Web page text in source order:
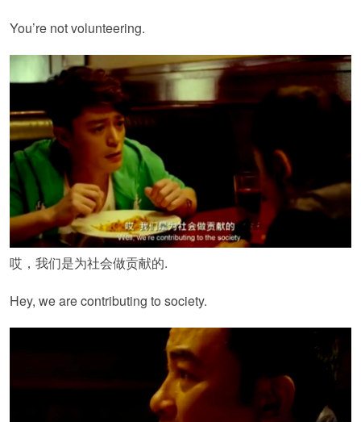
You’re not volunteering.
哎，我们是为社会做贡献的.
Hey, we are contributing to society.